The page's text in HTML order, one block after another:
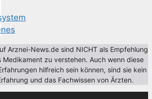
Arznei-News.de sind NICHT als Empfehlung
Medikament zu verstehen. Auch wenn diese
hilfreich sein können, sind sie kein
und das Fachwissen von Ärzten.